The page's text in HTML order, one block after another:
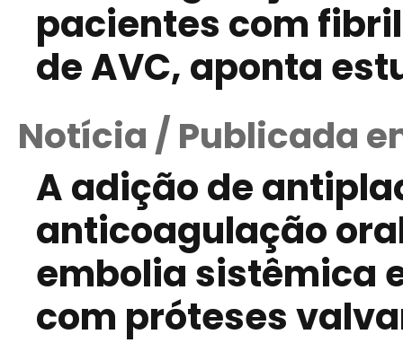
pacientes com
de AVC, aponta
Notícia / Publicada
A adição de
anticoagulação
embolia sistêmica
com próteses